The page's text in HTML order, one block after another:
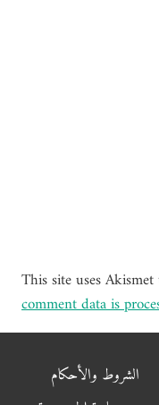
This site uses
comment data is
الشروط والأحكام